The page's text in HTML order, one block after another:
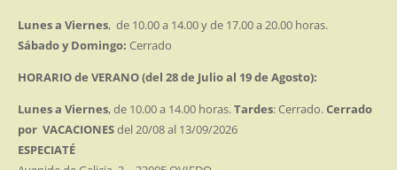
Lunes a Viernes, de 10.00 a 14.00 y de 17.00 a 20.00 horas.
Sábado y Domingo: Cerrado
HORARIO de VERANO (del 28 de Julio al 19 de Agosto):
Lunes a Viernes, de 10.00 a 14.00 horas.Tardes: Cerrado.Cerrado
por VACACIONESdel 20/08 al 13/09/2026
ESPECIATÉ